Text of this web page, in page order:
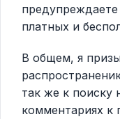
платных и
В общем, я
так же к поиску
комментариях к